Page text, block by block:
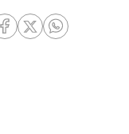
RRSS Facebook
RRSS Twitter
RRSS